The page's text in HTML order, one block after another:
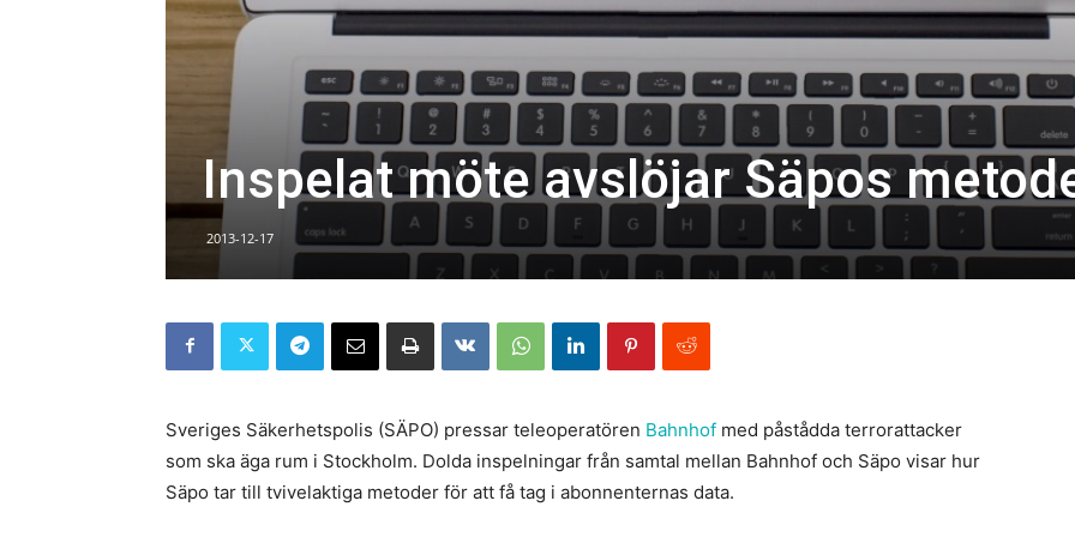
Inspelat möte avslöjar Säpos
2013-12-17
Sveriges Säkerhetspolis (SÄPO) pressar teleoperatören Bahnhof med påstådda terrorattacker
som ska äga rum i Stockholm. Dolda inspelningar från samtal mellan Bahnhof och Säpo visar hur
Säpo tar till tvivelaktiga metoder för att få tag i abonnenternas data.